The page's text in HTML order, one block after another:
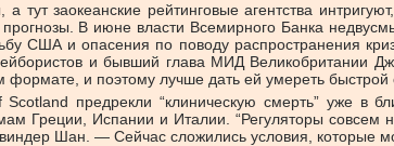
заокеанские рейтинговые агентства
В июне власти Всемирного Банка
США и опасения по поводу распространения
и бывший глава МИД Великобритании
и поэтому лучше дать ей умереть быстрой
предрекли “клиническую смерть” уже в
Греции, Испании и Италии. “Регуляторы
Шан. — Сейчас сложились условия, которые